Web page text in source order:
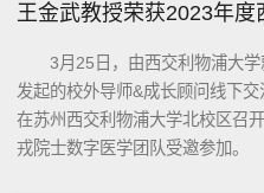
3月25日，由西交利物浦大学
发起的校外导师&成长顾问线下
在苏州西交利物浦大学北校区召
戎院士数字医学团队受邀参加